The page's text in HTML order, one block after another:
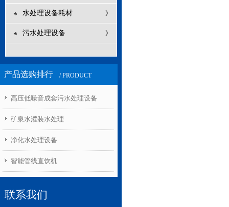
1
* 水处理设备耗材 》
* 污水处理设备 》
产品选购排行 / PRODUCT
高压低噪音成套污水处理设备
矿泉水灌装水处理
净化水处理设备
智能管线直饮机
联系我们